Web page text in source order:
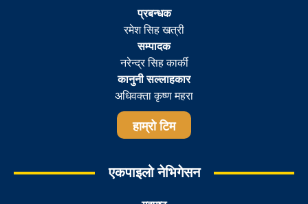
प्रबन्धक
रमेश सिह खत्री
सम्पादक
नरेन्द्र सिह कार्की
कानुनी सल्लाहकार
अधिवक्ता कृष्ण महरा
हाम्रो टिम
एकपाइलो नेभिगेसन